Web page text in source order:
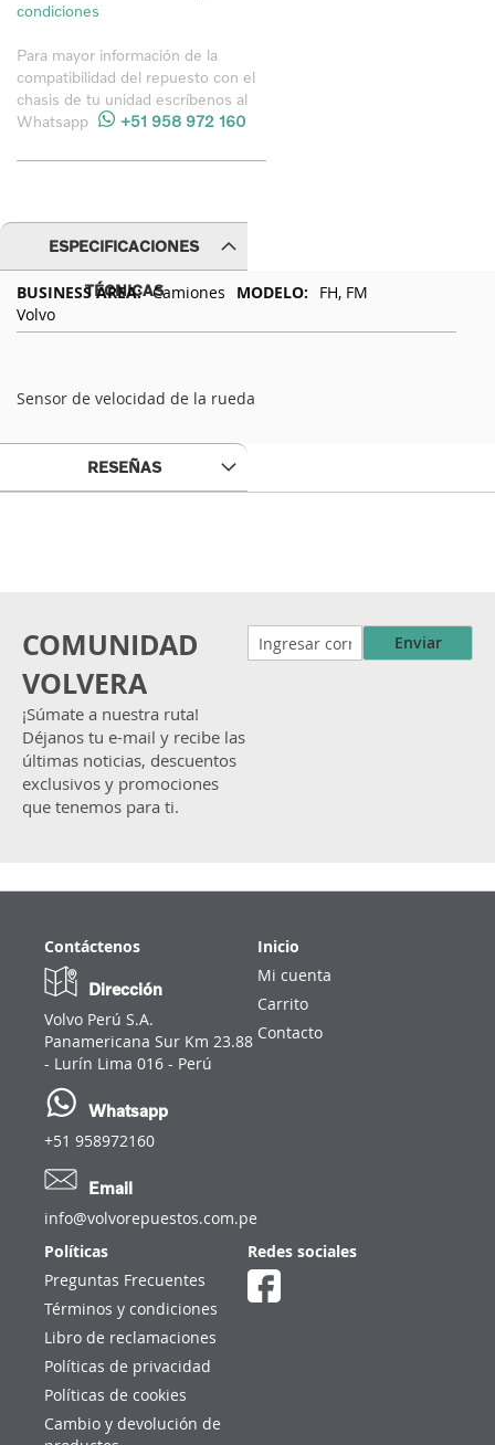
condiciones
Para mayor información de la
compatibilidad del repuesto con el
chasis de tu unidad escríbenos al
Whatsapp
+51 958 972 160
ESPECIFICACIONES
TÉCNICAS
Especificaciones
Técnicas
Camiones
Volvo
FH, FM
Sensor de velocidad de la rueda
RESEÑAS
COMUNIDAD
VOLVERA
¡Súmate a nuestra ruta!
Déjanos tu e-mail y recibe las
últimas noticias, descuentos
exclusivos y promociones
que tenemos para ti.
Enviar
Contáctenos
Dirección
Volvo Perú S.A.
Panamericana Sur Km 23.88
- Lurín Lima 016 - Perú
Whatsapp
+51 958972160
Email
info@volvorepuestos.com.pe
Inicio
Mi cuenta
Carrito
Contacto
Políticas
Preguntas Frecuentes
Términos y condiciones
Libro de reclamaciones
Políticas de privacidad
Políticas de cookies
Cambio y devolución de
Redes sociales